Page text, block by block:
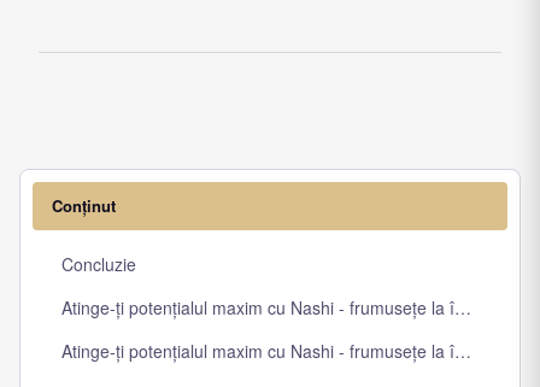
Conținut
Concluzie
Atinge-ți potențialul maxim cu Nashi - frumusețe la îndemâna
Atinge-ți potențialul maxim cu Nashi - frumusețe la îndemâna